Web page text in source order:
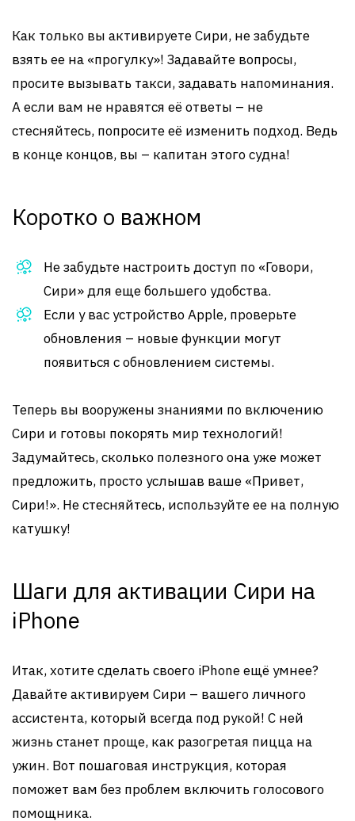
Как только вы активируете Сири, не забудьте
взять ее на «прогулку»! Задавайте вопросы,
просите вызывать такси, задавать напоминания.
А если вам не нравятся её ответы – не
стесняйтесь, попросите её изменить подход. Ведь
в конце концов, вы – капитан этого судна!
Коротко о важном
Не забудьте настроить доступ по «Говори,
Сири» для еще большего удобства.
Если у вас устройство Apple, проверьте
обновления – новые функции могут
появиться с обновлением системы.
Теперь вы вооружены знаниями по включению
Сири и готовы покорять мир технологий!
Задумайтесь, сколько полезного она уже может
предложить, просто услышав ваше «Привет,
Сири!». Не стесняйтесь, используйте ее на полную
катушку!
Шаги для активации Сири на
iPhone
Итак, хотите сделать своего iPhone ещё умнее?
Давайте активируем Сири – вашего личного
ассистента, который всегда под рукой! С ней
жизнь станет проще, как разогретая пицца на
ужин. Вот пошаговая инструкция, которая
поможет вам без проблем включить голосового
помощника.